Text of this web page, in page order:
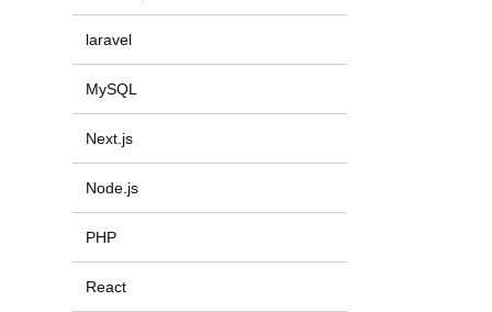
laravel
MySQL
Next.js
Node.js
PHP
React